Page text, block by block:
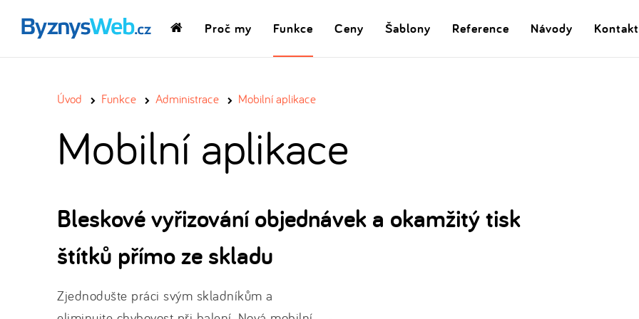
DomovskáProč my Funkce Ceny Šablony Reference Návody Kontakt
Mobilní aplikace
Úvod Funkce Administrace Mobilní aplikace
Bleskové vyřizování objednávek a okamžitý tisk
štítků přímo ze skladu
Zjednodušte práci svým skladníkům a